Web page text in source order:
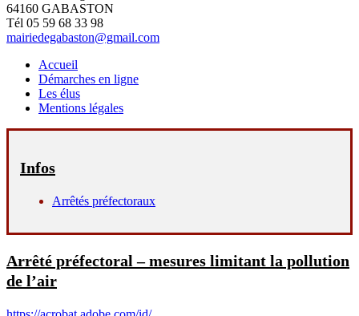
64160 GABASTON
Tél 05 59 68 33 98
mairiedegabaston@gmail.com
Accueil
Démarches en ligne
Les élus
Mentions légales
Infos
Arrêtés préfectoraux
Arrêté préfectoral – mesures limitant la pollution
de l’air